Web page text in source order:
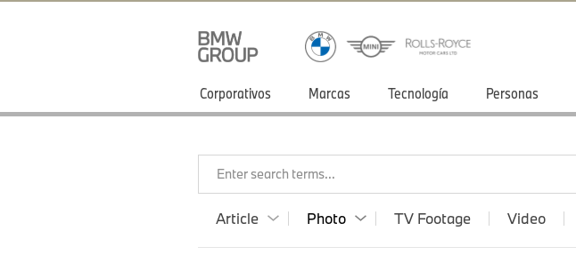
Corporativos Marcas Tecnología Personas
Enter search terms...
Article Photo TV Footage Video